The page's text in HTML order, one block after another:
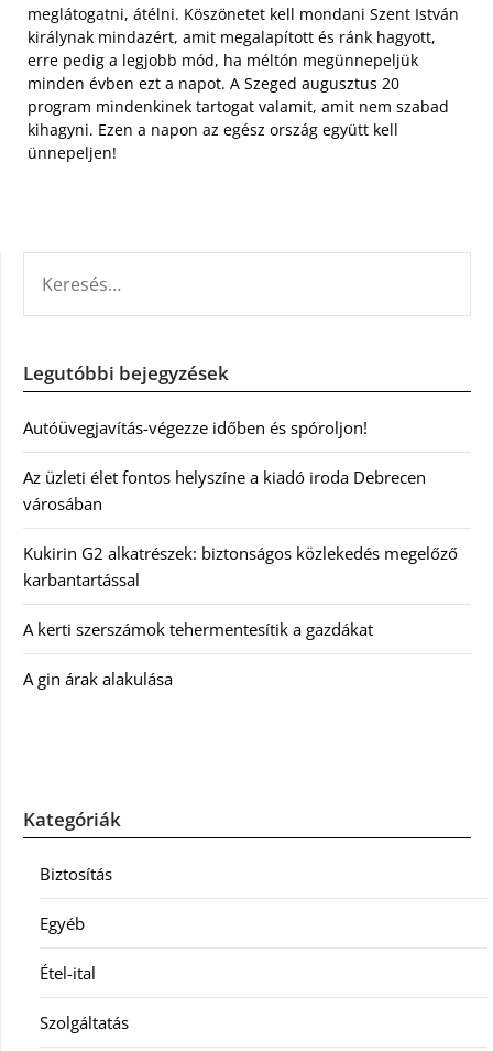
meglátogatni, átélni. Köszönetet kell mondani Szent István
királynak mindazért, amit megalapított és ránk hagyott,
erre pedig a legjobb mód, ha méltón megünnepeljük
minden évben ezt a napot. A Szeged augusztus 20
program mindenkinek tartogat valamit, amit nem szabad
kihagyni. Ezen a napon az egész ország együtt kell
ünnepeljen!
Legutóbbi bejegyzések
Autóüvegjavítás-végezze időben és spóroljon!
Az üzleti élet fontos helyszíne a kiadó iroda Debrecen
városában
Kukirin G2 alkatrészek: biztonságos közlekedés megelőző
karbantartással
A kerti szerszámok tehermentesítik a gazdákat
A gin árak alakulása
Kategóriák
Biztosítás
Egyéb
Étel-ital
Szolgáltatás